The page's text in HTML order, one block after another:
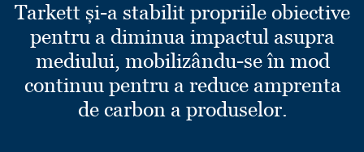
Tarkett și-a stabilit propriile obiective
pentru a diminua impactul asupra
mediului, mobilizându-se în mod
continuu pentru a reduce amprenta
de carbon a produselor.